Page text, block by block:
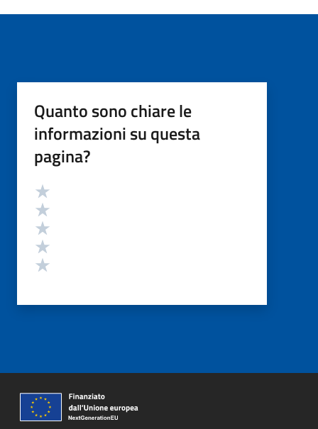
Quanto sono chiare le
informazioni su questa
pagina?
Valutazione